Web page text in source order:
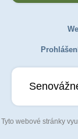
Tyto webové stránky